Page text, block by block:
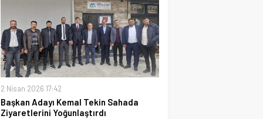
2 Nisan 2026 17:42
Başkan Adayı Kemal Tekin Sahada
Ziyaretlerini Yoğunlaştırdı